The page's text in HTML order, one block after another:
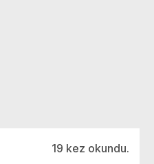
19 kez okundu.